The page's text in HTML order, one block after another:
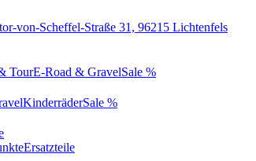
von-Scheffel-Straße 31, 96215 Lichtenfels
TourE-Road & GravelSale %
KinderräderSale %
Ersatzteile